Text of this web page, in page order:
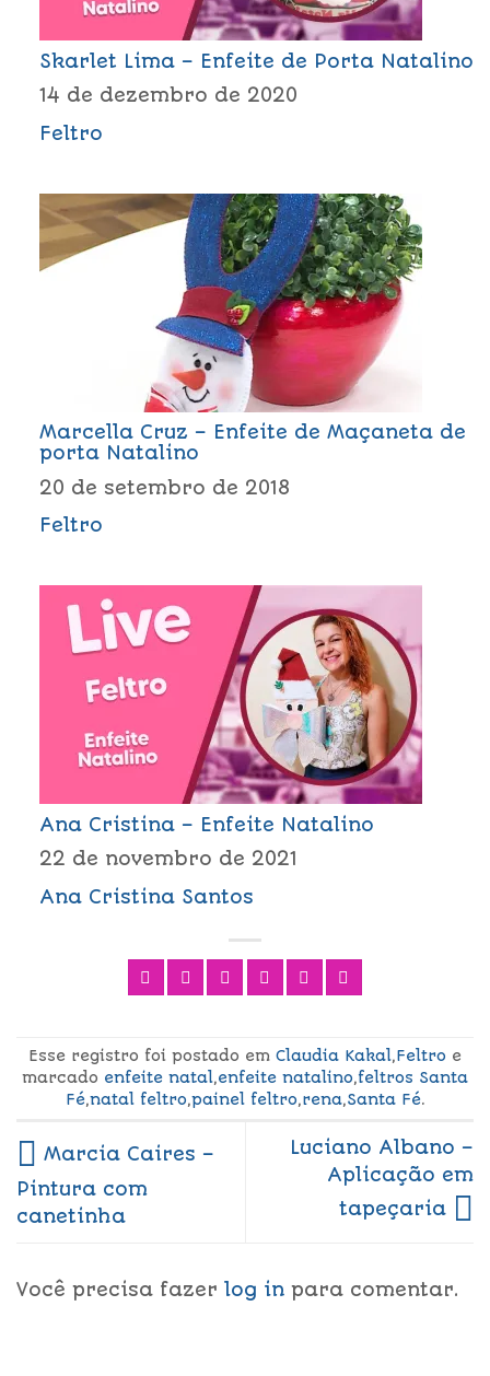
Skarlet Lima – Enfeite de Porta Natalino
14 de dezembro de 2020
Feltro
Marcella Cruz – Enfeite de Maçaneta de
porta Natalino
20 de setembro de 2018
Feltro
Ana Cristina – Enfeite Natalino
22 de novembro de 2021
Ana Cristina Santos
Esse registro foi postado em Claudia Kakal,Feltro e
marcado enfeite natal,enfeite natalino,feltros Santa
Fé,natal feltro,painel feltro,rena,Santa Fé.
Marcia Caires –
Pintura com
canetinha
Luciano Albano –
Aplicação em
tapeçaria
Você precisa fazer log in para comentar.